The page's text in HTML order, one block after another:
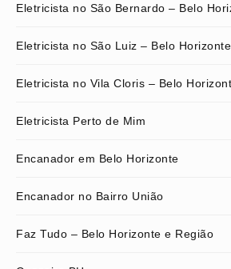
Eletricista no São Bernardo – Belo
Eletricista no São Luiz – Belo
Eletricista no Vila Cloris – Belo
Eletricista Perto de Mim
Encanador em Belo Horizonte
Encanador no Bairro União
Faz Tudo – Belo Horizonte e Região